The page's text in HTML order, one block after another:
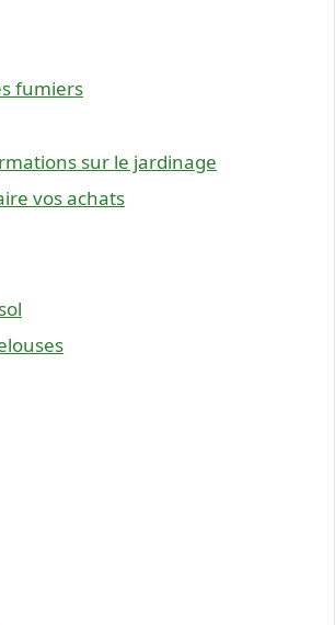
fumiers
sur le jardinage
vos achats